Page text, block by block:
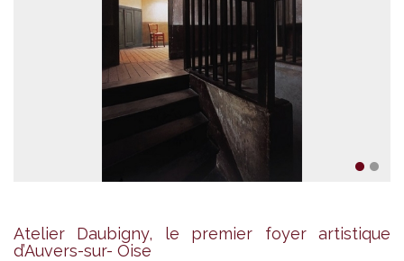
Atelier Daubigny, le premier foyer artistique
d’Auvers-sur- Oise